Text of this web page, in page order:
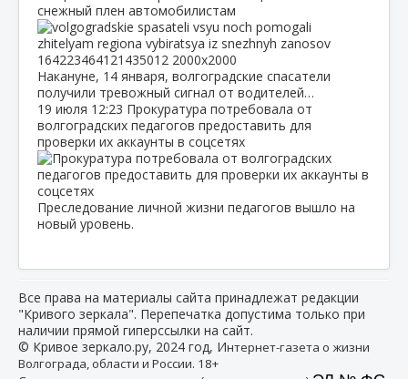
снежный плен автомобилистам
Накануне, 14 января, волгоградские спасатели
получили тревожный сигнал от водителей…
19 июля 12:23 Прокуратура потребовала от
волгоградских педагогов предоставить для
проверки их аккаунты в соцсетях
Преследование личной жизни педагогов вышло на
новый уровень.
Все права на материалы сайта принадлежат редакции
"Кривого зеркала". Перепечатка допустима только при
наличии прямой гиперссылки на сайт.
© Кривое зеркало.ру, 2024 год, Интернет-газета о жизни
Волгограда, области и России. 18+